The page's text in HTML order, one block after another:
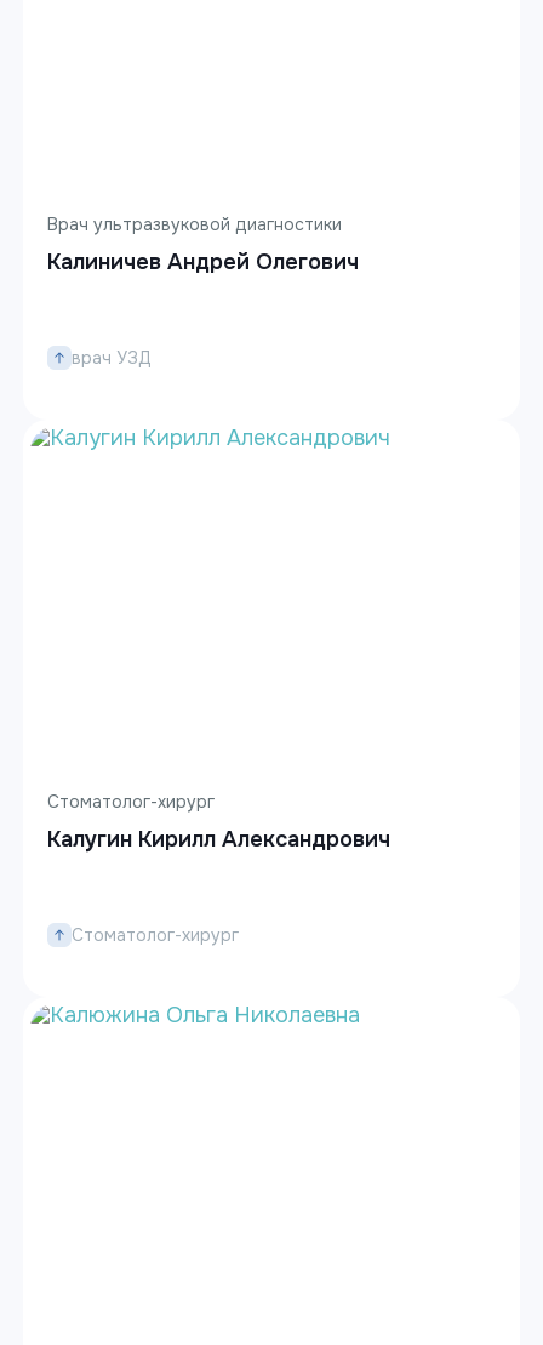
Врач ультразвуковой диагностики
Калиничев Андрей Олегович
врач УЗД
Стоматолог-хирург
Калугин Кирилл Александрович
Стоматолог-хирург